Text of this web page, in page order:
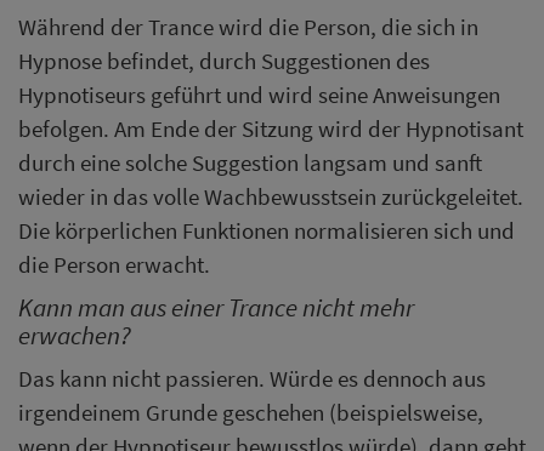
Während der Trance wird die Person, die sich in
Hypnose befindet, durch Suggestionen des
Hypnotiseurs geführt und wird seine Anweisungen
befolgen. Am Ende der Sitzung wird der Hypnotisant
durch eine solche Suggestion langsam und sanft
wieder in das volle Wachbewusstsein zurückgeleitet.
Die körperlichen Funktionen normalisieren sich und
die Person erwacht.
Kann man aus einer Trance nicht mehr
erwachen?
Das kann nicht passieren. Würde es dennoch aus
irgendeinem Grunde geschehen (beispielsweise,